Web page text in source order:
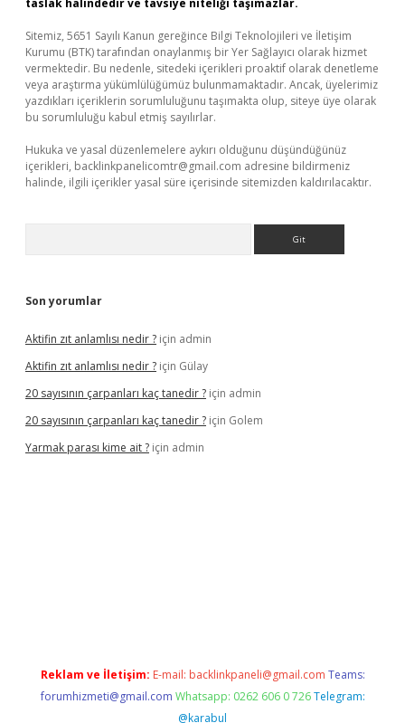
taslak halindedir ve tavsiye niteliği taşımazlar.
Sitemiz, 5651 Sayılı Kanun gereğince Bilgi Teknolojileri ve İletişim
Kurumu (BTK) tarafından onaylanmış bir Yer Sağlayıcı olarak hizmet
vermektedir. Bu nedenle, sitedeki içerikleri proaktif olarak denetleme
veya araştırma yükümlülüğümüz bulunmamaktadır. Ancak, üyelerimiz
yazdıkları içeriklerin sorumluluğunu taşımakta olup, siteye üye olarak
bu sorumluluğu kabul etmiş sayılırlar.
Hukuka ve yasal düzenlemelere aykırı olduğunu düşündüğünüz
içerikleri, backlinkpanelicomtr@gmail.com adresine bildirmeniz
halinde, ilgili içerikler yasal süre içerisinde sitemizden kaldırılacaktır.
Son yorumlar
Aktifin zıt anlamlısı nedir ? için admin
Aktifin zıt anlamlısı nedir ? için Gülay
20 sayısının çarpanları kaç tanedir ? için admin
20 sayısının çarpanları kaç tanedir ? için Golem
Yarmak parası kime ait ? için admin
Reklam ve İletişim: E-mail: backlinkpaneli@gmail.com Teams:
forumhizmeti@gmail.com Whatsapp: 0262 606 0 726 Telegram:
@karabul